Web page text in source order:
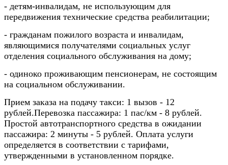
- детям-инвалидам, не использующим для
передвижения технические средства реабилитации;
- гражданам пожилого возраста и инвалидам,
являющимися получателями социальных услуг
отделения социального обслуживания на дому;
- одиноко проживающим пенсионерам, не состоящим
на социальном обслуживании.
Прием заказа на подачу такси: 1 вызов - 12
рублей.Перевозка пассажира: 1 пас/км - 8 рублей.
Простой автотранспортного средства в ожидании
пассажира: 2 минуты - 5 рублей. Оплата услуги
определяется в соответствии с тарифами,
утвержденными в установленном порядке.